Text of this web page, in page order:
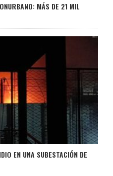
MÁS DE 21 MIL
EN UNA SUBESTACIÓN DE